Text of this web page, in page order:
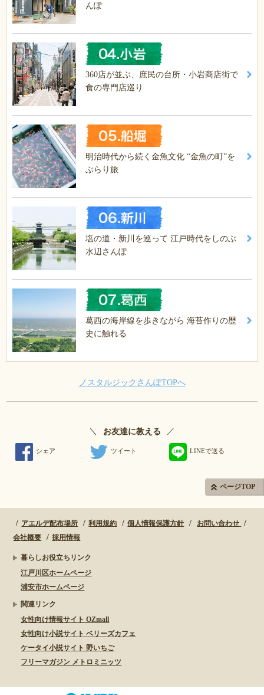
んぽ
360店が並ぶ、庶民の台所・小岩商店街で
食の専門店巡り
明治時代から続く金魚文化 “金魚の町”を
ぶらり旅
塩の道・新川を巡って 江戸時代をしのぶ
水辺さんぽ
葛西の海岸線を歩きながら 海苔作りの歴
史に触れる
ノスタルジックさんぽTOPへ
＼ お友達に教える ／
シェア ツイート LINEで送る
ページTOP
アエルデ配布場所 利用規約 個人情報保護方針
お問い合わせ
会社概要
採用情報
暮らしお役立ちリンク
江戸川区ホームページ
浦安市ホームページ
関連リンク
女性向け情報サイト OZmall
女性向け小説サイト ベリーズカフェ
ケータイ小説サイト 野いちご
フリーマガジン メトロミニッツ